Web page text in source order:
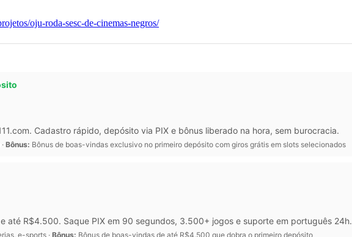
oju-roda-sesc-de-cinemas-negros/
Cadastro rápido, depósito via PIX e bônus liberado na hora, sem burocracia.
Bônus: Bônus de boas-vindas exclusivo no primeiro depósito com giros grátis em slots selecionados
até R$4.500. Saque PIX em 90 segundos, 3.500+ jogos e suporte em português 24h.
e-sports · Bônus: Bônus de boas-vindas de até R$4.500 que dobra o primeiro depósito